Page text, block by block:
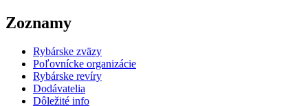
Zoznamy
Rybárske zväzy
Poľovnícke organizácie
Rybárske revíry
Dodávatelia
Dôležité info